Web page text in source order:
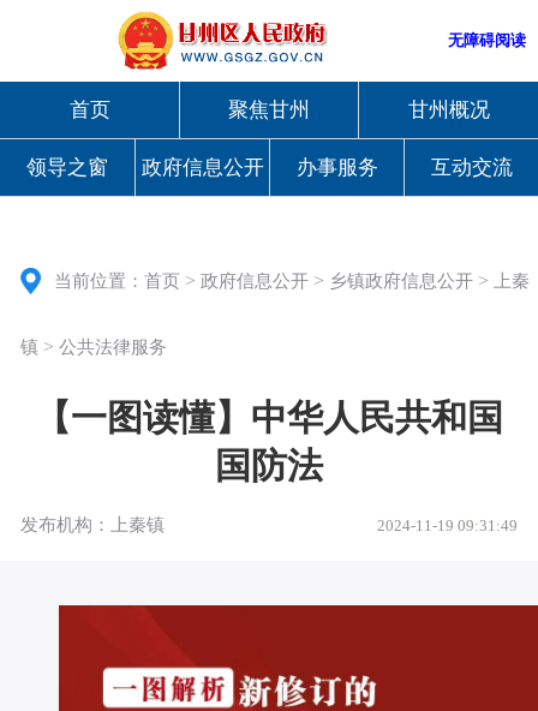
无障碍阅读
首页 聚焦甘州 甘州概况
领导之窗 政府信息公开 办事服务 互动交流
当前位置：首页 >政府信息公开 > 乡镇政府信息公开 > 上秦
镇 >公共法律服务
【一图读懂】中华人民共和国
国防法
发布机构：上秦镇 2024-11-19 09:31:49